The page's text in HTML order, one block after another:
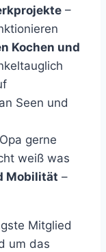
–
Kochen und
Seen und
gerne
weiß was
Mobilität –
Mitglied
um das